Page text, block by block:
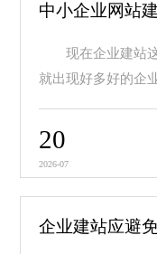
中小企业网站
现在企业建站这
就出现好多好的企
20
2026-07
企业建站应避